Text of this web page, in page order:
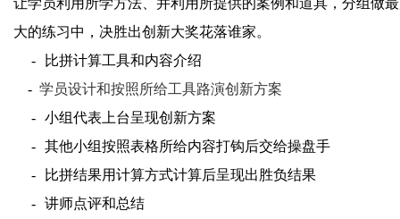
大的练习中，决胜出创新大奖花落谁家。
-
比拼计算工具和内容介绍
- 学员设计和按照所给工具路演创新方案
-
小组代表上台呈现创新方案
-
其他小组按照表格所给内容打钩后交给操盘手
-
比拼结果用计算方式计算后呈现出胜负结果
-
讲师点评和总结